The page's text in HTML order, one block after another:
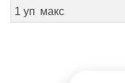
1 уп макс